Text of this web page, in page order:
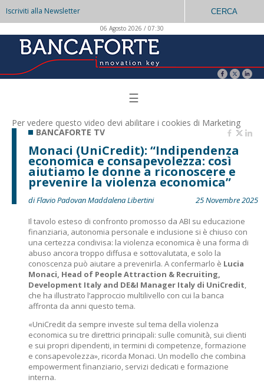
Iscriviti alla Newsletter CERCA
06 Agosto 2026 / 07:30
☰
Per vedere questo video devi abilitare i cookies di Marketing
BANCAFORTE TV
Monaci (UniCredit): “Indipendenza
economica e consapevolezza: così
aiutiamo le donne a riconoscere e
prevenire la violenza economica”
di Flavio Padovan Maddalena Libertini
25 Novembre 2025
Il tavolo esteso di confronto promosso da ABI su educazione
finanziaria, autonomia personale e inclusione si è chiuso con
una certezza condivisa: la violenza economica è una forma di
abuso ancora troppo diffusa e sottovalutata, e solo la
conoscenza può aiutare a prevenirla. A confermarlo è Lucia
Monaci, Head of People Attraction & Recruiting,
Development Italy and DE&I Manager Italy di UniCredit,
che ha illustrato l’approccio multilivello con cui la banca
affronta da anni questo tema.
«UniCredit da sempre investe sul tema della violenza
economica su tre direttrici principali: sulle comunità, sui clienti
e sui propri dipendenti, in termini di competenze, formazione
e consapevolezza», ricorda Monaci. Un modello che combina
empowerment finanziario, servizi dedicati e formazione
interna.